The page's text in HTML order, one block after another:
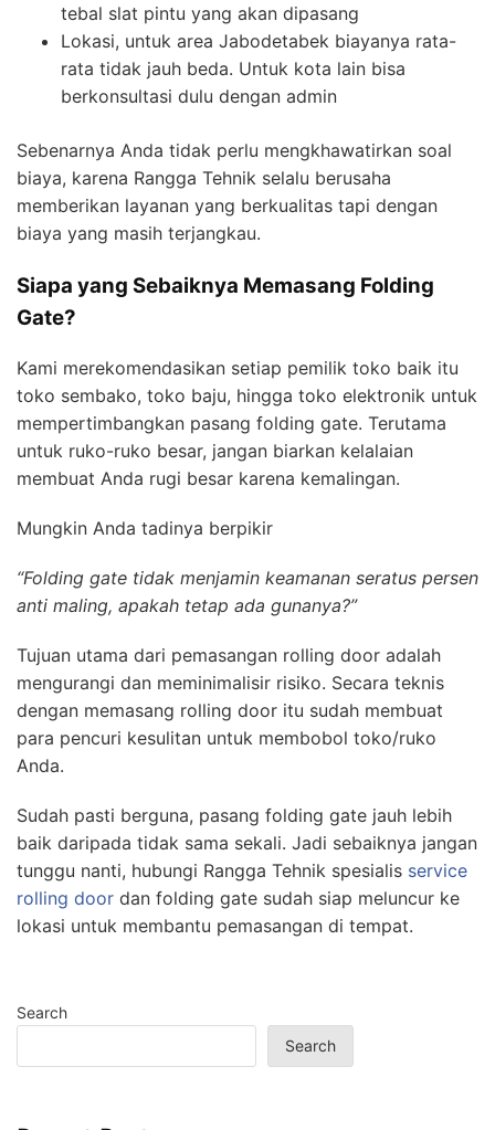
tebal slat pintu yang akan dipasang
Lokasi, untuk area Jabodetabek biayanya rata-
rata tidak jauh beda. Untuk kota lain bisa
berkonsultasi dulu dengan admin
Sebenarnya Anda tidak perlu mengkhawatirkan soal
biaya, karena Rangga Tehnik selalu berusaha
memberikan layanan yang berkualitas tapi dengan
biaya yang masih terjangkau.
Siapa yang Sebaiknya Memasang Folding
Gate?
Kami merekomendasikan setiap pemilik toko baik itu
toko sembako, toko baju, hingga toko elektronik untuk
mempertimbangkan pasang folding gate. Terutama
untuk ruko-ruko besar, jangan biarkan kelalaian
membuat Anda rugi besar karena kemalingan.
Mungkin Anda tadinya berpikir
“Folding gate tidak menjamin keamanan seratus persen
anti maling, apakah tetap ada gunanya?”
Tujuan utama dari pemasangan rolling door adalah
mengurangi dan meminimalisir risiko. Secara teknis
dengan memasang rolling door itu sudah membuat
para pencuri kesulitan untuk membobol toko/ruko
Anda.
Sudah pasti berguna, pasang folding gate jauh lebih
baik daripada tidak sama sekali. Jadi sebaiknya jangan
tunggu nanti, hubungi Rangga Tehnik spesialis service
rolling door dan folding gate sudah siap meluncur ke
lokasi untuk membantu pemasangan di tempat.
Search
Search